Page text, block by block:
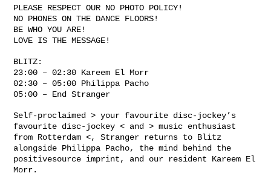
PLEASE RESPECT OUR NO PHOTO POLICY!
NO PHONES ON THE DANCE FLOORS!
BE WHO YOU ARE!
LOVE IS THE MESSAGE!
BLITZ:
23:00 – 02:30 Kareem El Morr
02:30 – 05:00 Philippa Pacho
05:00 – End Stranger
Self-proclaimed > your favourite disc-jockey’s
favourite disc-jockey < and > music enthusiast
from Rotterdam <, Stranger returns to Blitz
alongside Philippa Pacho, the mind behind the
positivesource imprint, and our resident Kareem El
Morr.